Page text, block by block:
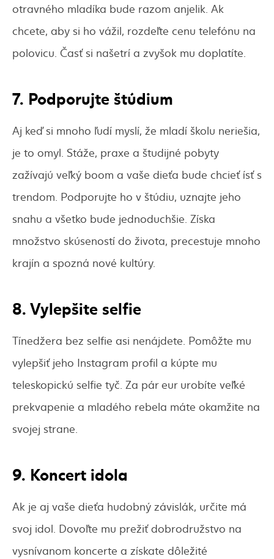
otravného mladíka bude razom anjelik. Ak
chcete, aby si ho vážil, rozdeľte cenu telefónu na
polovicu. Časť si našetrí a zvyšok mu doplatíte.
7. Podporujte štúdium
Aj keď si mnoho ľudí myslí, že mladí školu neriešia,
je to omyl. Stáže, praxe a študijné pobyty
zažívajú veľký boom a vaše dieťa bude chcieť ísť s
trendom. Podporujte ho v štúdiu, uznajte jeho
snahu a všetko bude jednoduchšie. Získa
množstvo skúseností do života, precestuje mnoho
krajín a spozná nové kultúry.
8. Vylepšite selfie
Tínedžera bez selfie asi nenájdete. Pomôžte mu
vylepšiť jeho Instagram profil a kúpte mu
teleskopickú selfie tyč. Za pár eur urobíte veľké
prekvapenie a mladého rebela máte okamžite na
svojej strane.
9. Koncert idola
Ak je aj vaše dieťa hudobný závislák, určite má
svoj idol. Dovoľte mu prežiť dobrodružstvo na
vysnívanom koncerte a získate dôležité